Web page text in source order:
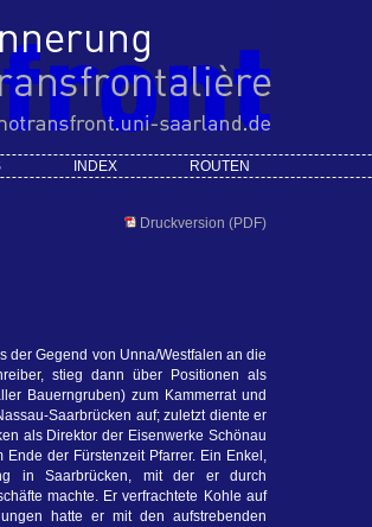
INDEX ROUTEN
Druckversion (PDF)
der Gegend von Unna/Westfalen an die
stieg dann über Positionen als
Bauerngruben) zum Kammerrat und
Saarbrücken auf; zuletzt diente er
als Direktor der Eisenwerke Schönau
der Fürstenzeit Pfarrer. Ein Enkel,
in Saarbrücken, mit der er durch
machte. Er verfrachtete Kohle auf
hatte er mit den aufstrebenden